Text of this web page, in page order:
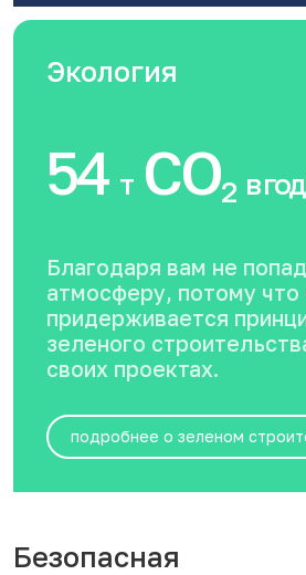
Экология
54 тCO2 в год
Благодаря вам не
атмосферу, потому
придерживается
зеленого
своих проектах.
подробнее о зеленом
Безопасная